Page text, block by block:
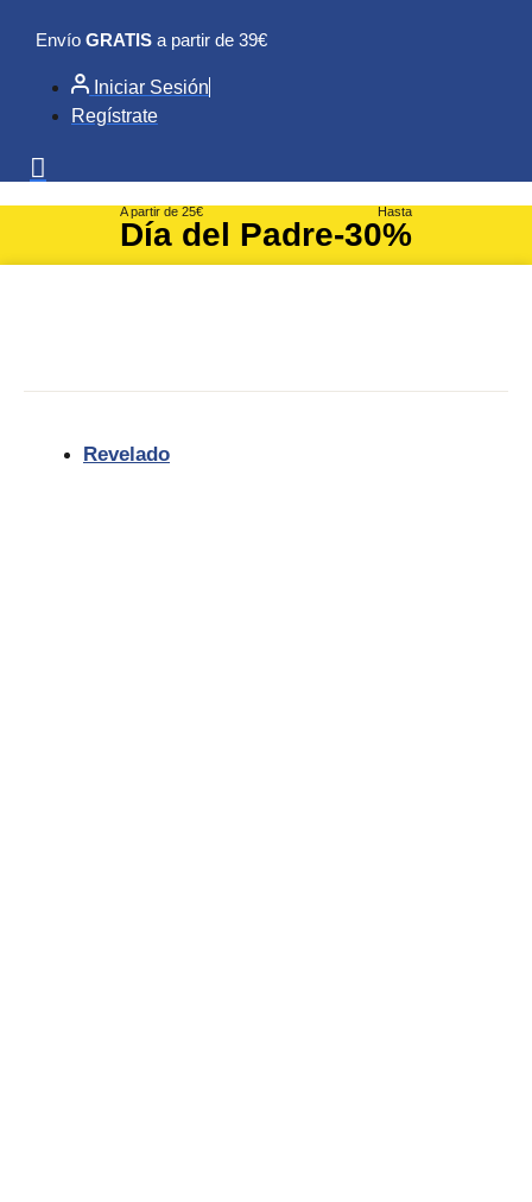
contenido
Envío GRATIS a partir de 39€
Iniciar Sesión
Regístrate
A partir de 25€
Día del Padre
Hasta
-30%
Revelado